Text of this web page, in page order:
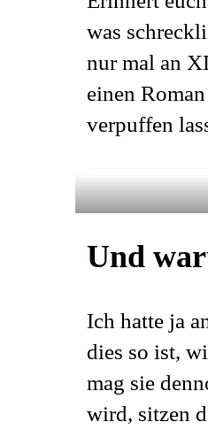
was
nur mal an
einen
verpuffen
Und
Ich hatte ja
dies so ist,
mag sie
wird, sitzen